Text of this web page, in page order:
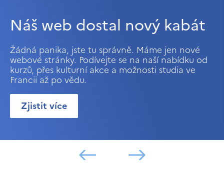
Náš web dostal nový kabát
Žádná panika, jste tu správně. Máme jen nové
webové stránky. Podívejte se na naší nabídku od
kurzů, přes kulturní akce a možnosti studia ve
Francii až po vědu.
Zjistit více